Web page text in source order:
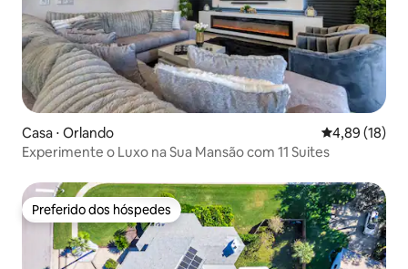
Casa ⋅ Orlando 4,89 de uma
4,89 (18)
Experimente o Luxo na Sua Mansão com 11 Suites
Preferido dos hóspedes
Preferido dos hóspedes